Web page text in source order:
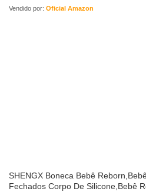
Vendido por: Oficial Amazon
SHENGX Boneca Bebê
Fechados Corpo De Silicone,Bebê